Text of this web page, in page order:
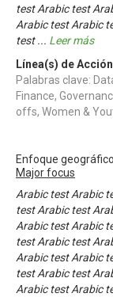
test Arabic test
Arabic test Arabic
test... Leer más
Línea(s) de
Palabras clave:
Finance,
offs, Women &
Enfoque
Major focus
Arabic test Arabic
test Arabic test
Arabic test Arabic
test Arabic test
Arabic test Arabic
test Arabic test
Arabic test Arabic